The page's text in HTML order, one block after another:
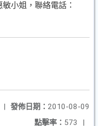
小姐，聯絡電話：
發佈日期： 2010-08-09
|
點擊率： 573 |